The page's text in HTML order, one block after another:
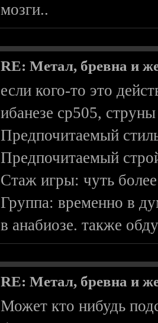
мозги..
RE: Метал, бревна и
если кого-то это
ибанезе ср505,
Предпочитаемый
Предпочитаемый
Стаж игры: чуть
Группа: временно в
в анабиозе. также
RE: Метал, бревна и
Может кто нибудь